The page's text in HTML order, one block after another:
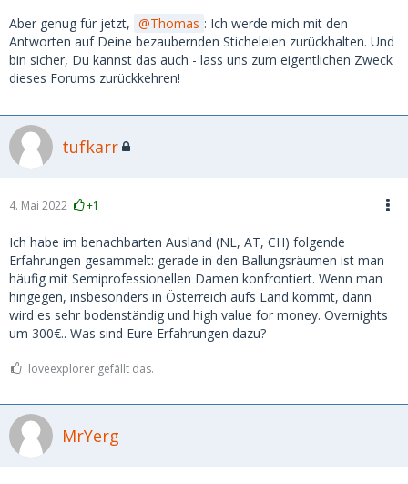
Aber genug für jetzt, Thomas : Ich werde mich mit den
Antworten auf Deine bezaubernden Sticheleien zurückhalten. Und
bin sicher, Du kannst das auch - lass uns zum eigentlichen Zweck
dieses Forums zurückkehren!
tufkarr
4. Mai 2022 +1
Ich habe im benachbarten Ausland (NL, AT, CH) folgende
Erfahrungen gesammelt: gerade in den Ballungsräumen ist man
häufig mit Semiprofessionellen Damen konfrontiert. Wenn man
hingegen, insbesonders in Österreich aufs Land kommt, dann
wird es sehr bodenständig und high value for money. Overnights
um 300€.. Was sind Eure Erfahrungen dazu?
loveexplorer gefällt das.
MrYerg